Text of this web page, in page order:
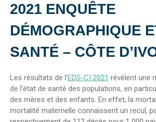
2021 ENQUÊTE
DÉMOGRAPHIQUE
SANTÉ – CÔTE
Les résultats de l’EDS-CI 2021 révèlent une
de l’état de santé des populations, en
des mères et des enfants. En effet, la
mortalité maternelle connaissent un recul,